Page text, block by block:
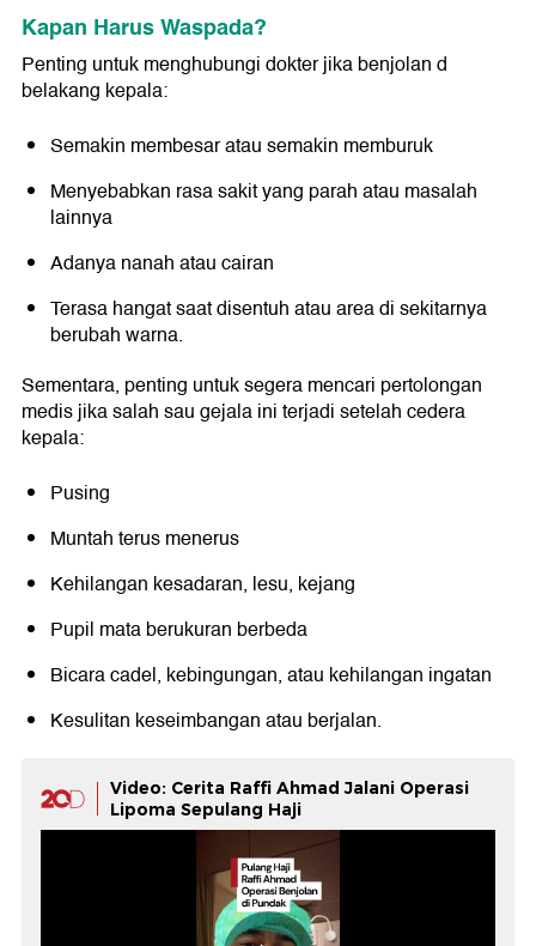
Kapan Harus Waspada?
Penting untuk menghubungi dokter jika benjolan d
belakang kepala:
Semakin membesar atau semakin memburuk
Menyebabkan rasa sakit yang parah atau masalah
lainnya
Adanya nanah atau cairan
Terasa hangat saat disentuh atau area di sekitarnya
berubah warna.
Sementara, penting untuk segera mencari pertolongan
medis jika salah sau gejala ini terjadi setelah cedera
kepala:
Pusing
Muntah terus menerus
Kehilangan kesadaran, lesu, kejang
Pupil mata berukuran berbeda
Bicara cadel, kebingungan, atau kehilangan ingatan
Kesulitan keseimbangan atau berjalan.
Video: Cerita Raffi Ahmad Jalani Operasi
Lipoma Sepulang Haji